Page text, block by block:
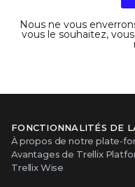
Nous ne vous
vous le souhaitez,
FONCTIONNALITÉS DE
À propos de notre plate-
Avantages de Trellix
Trellix Wise